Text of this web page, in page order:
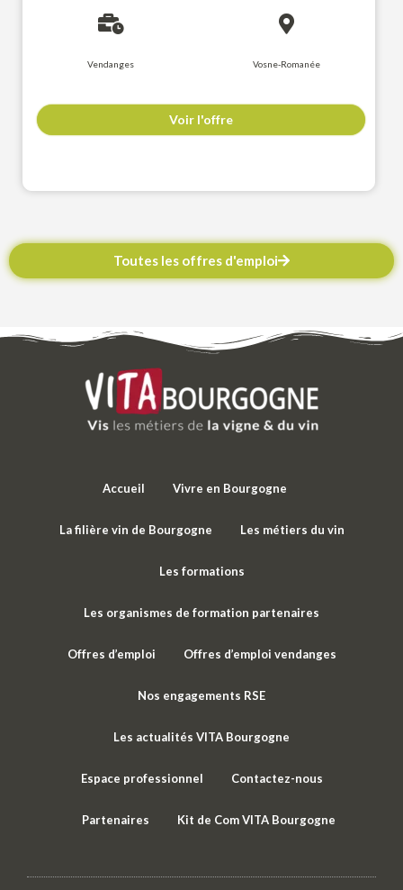
Vendanges Vosne-Romanée
Voir l'offre
Toutes les offres d'emploi
Accueil Vivre en Bourgogne
La filière vin de Bourgogne Les métiers du vin
Les formations
Les organismes de formation partenaires
Offres d’emploi Offres d’emploi vendanges
Nos engagements RSE
Les actualités VITA Bourgogne
Espace professionnel Contactez-nous
Partenaires Kit de Com VITA Bourgogne